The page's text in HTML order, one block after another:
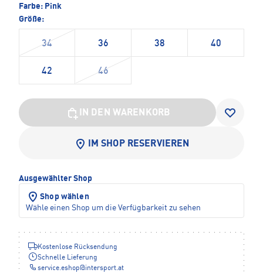
Farbe: Pink
Größe:
34 36 38 40
42 46
IN DEN WARENKORB
IM SHOP RESERVIEREN
Ausgewählter Shop
Shop wählen
Wähle einen Shop um die Verfügbarkeit zu sehen
Kostenlose Rücksendung
Schnelle Lieferung
service.eshop@ intersport.at